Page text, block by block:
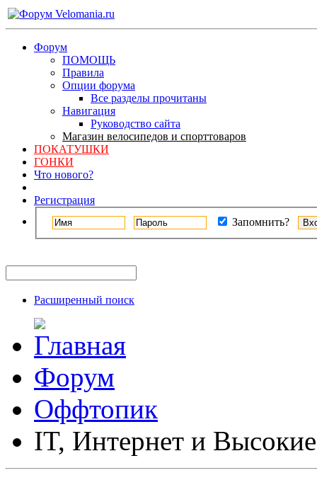
Форум
ПОМОЩЬ
Правила
Опции форума
Все разделы прочитаны
Навигация
Руководство сайта
Магазин велосипедов и спорттоваров
ПОКАТУШКИ
ГОНКИ
Что нового?
Регистрация
Запомнить?
Расширенный поиск
Форум
Оффтопик
IT, Интернет и